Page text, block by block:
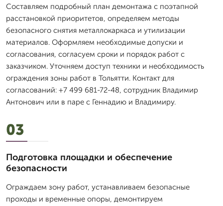
Составляем подробный план демонтажа с поэтапной
расстановкой приоритетов, определяем методы
безопасного снятия металлокаркаса и утилизации
материалов. Оформляем необходимые допуски и
согласования, согласуем сроки и порядок работ с
заказчиком. Уточняем доступ техники и необходимость
ограждения зоны работ в Тольятти. Контакт для
согласований: +7 499 681-72-48, сотрудник Владимир
Антонович или в паре с Геннадию и Владимиру.
03
Подготовка площадки и обеспечение
безопасности
Ограждаем зону работ, устанавливаем безопасные
проходы и временные опоры, демонтируем